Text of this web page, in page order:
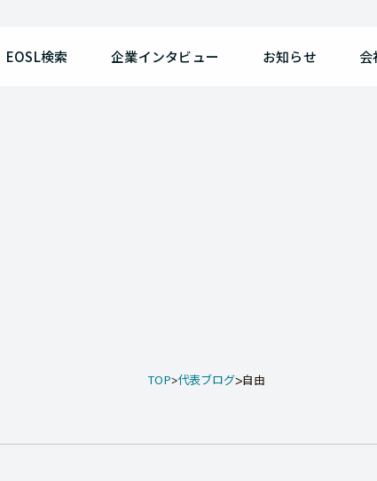
EOSL検索 企業インタビュー お知らせ 会
TOP 代表ブログ 自由